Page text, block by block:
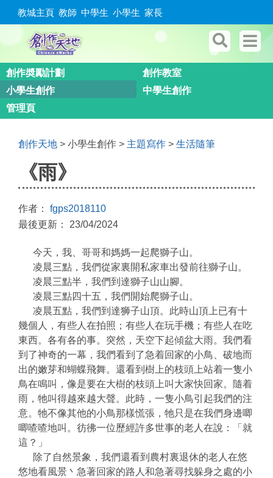
教城主頁 教師 中學生 小學生 家長
創作奬勵計劃
創作教室
小學生創作
中學生創作
管理頁
創作天地 > 小學生創作 > 主題寫作 > 生活隨筆
《雨》
作者： fgps2018110
最後更新： 23/04/2024
今天，我、哥哥和媽媽一起爬獅子山。
凌晨三點，我們從家裏開私家車出發前往獅子山。
凌晨三點半，我們到達獅子山山腳。
凌晨三點四十五，我們開始爬獅子山。
凌晨五點，我們到達狮子山頂。此時山頂上已有十
幾個人，有些人在拍照；有些人在玩手機；有些人在吃
東西。各有各的事。突然，天空下起傾盆大雨。我們看
到了神奇的一幕，我們看到了急着回家的小鳥、破地而
出的嫩芽和蝴蝶飛舞。還看到樹上的枝頭上站着一隻小
鳥在鳴叫，像是要在大樹的枝頭上叫大家快回家。隨着
雨，牠叫得越來越大聲。此時，一隻小鳥引起我們的注
意。牠不像其他的小鳥那樣慌張，牠只是在我們身邊唧
唧喳喳地叫。彷彿一位歷經許多世事的老人在說：「就
這？」
除了自然景象，我們還看到農村裏退休的老人在悠
悠地看風景丶急著回家的路人和急著尋找躲身之處的小